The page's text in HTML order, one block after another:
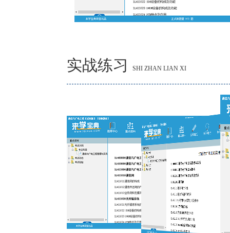
实战练习 SHI ZHAN LIAN XI